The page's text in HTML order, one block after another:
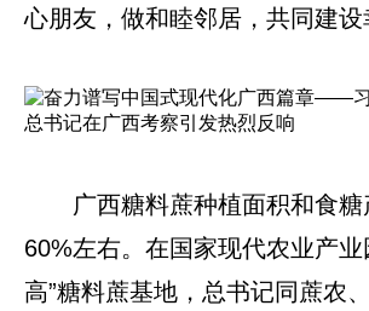
心朋友，做和睦邻居，共同建设
广西糖料蔗种植面积和食糖
60%左右。在国家现代农业产业
高”糖料蔗基地，总书记同蔗农